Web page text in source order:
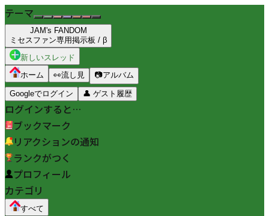
テーマ
JAM's FANDOM
ミセスファン専用掲示板 / β
新しいスレッド
ホーム
👀流し見 📷アルバム
Googleでログイン 👤 ゲスト履歴
ログインすると…
ブックマーク
リアクションの通知
ランクがつく
プロフィール
カテゴリ
すべて